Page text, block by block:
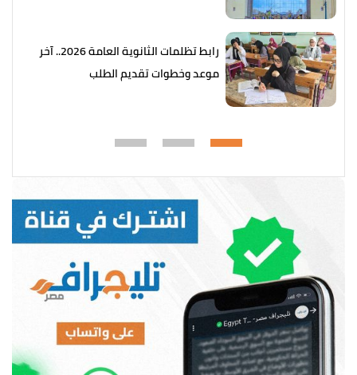
رابط تظلمات الثانوية العامة 2026.. آخر
موعد وخطوات تقديم الطلب